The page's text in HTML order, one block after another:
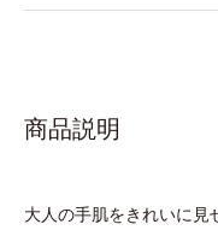
商品説明
大人の手肌をきれいに見